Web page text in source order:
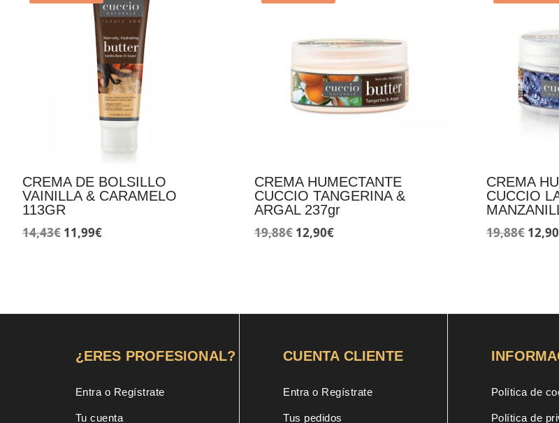
CREMA DE BOLSILLO
VAINILLA & CARAMELO
113GR
14,43€ El
11,99€El
CREMA HUMECTANTE
CUCCIO TANGERINA &
ARGAL 237gr
19,88€ El
12,90€El
CREMA
CUCCIO
19,88€ El
12,90
¿ERES PROFESIONAL?
Entra o Regístrate
Tu cuenta
CUENTA CLIENTE
Entra o Regístrate
Tus pedidos
Política de
Política de